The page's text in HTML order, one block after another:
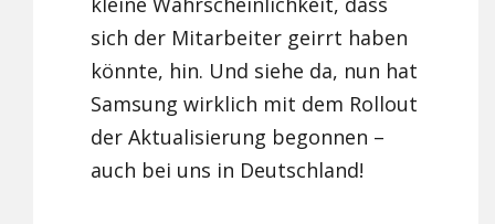
sich der Mitarbeiter geirrt haben
könnte, hin. Und siehe da, nun hat
Samsung wirklich mit dem Rollout
der Aktualisierung begonnen –
auch bei uns in Deutschland!